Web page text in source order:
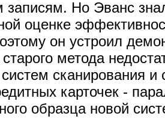
записям. Но Эванс
оценке
он устроил
метода
сканирования
карточек -
образца новой